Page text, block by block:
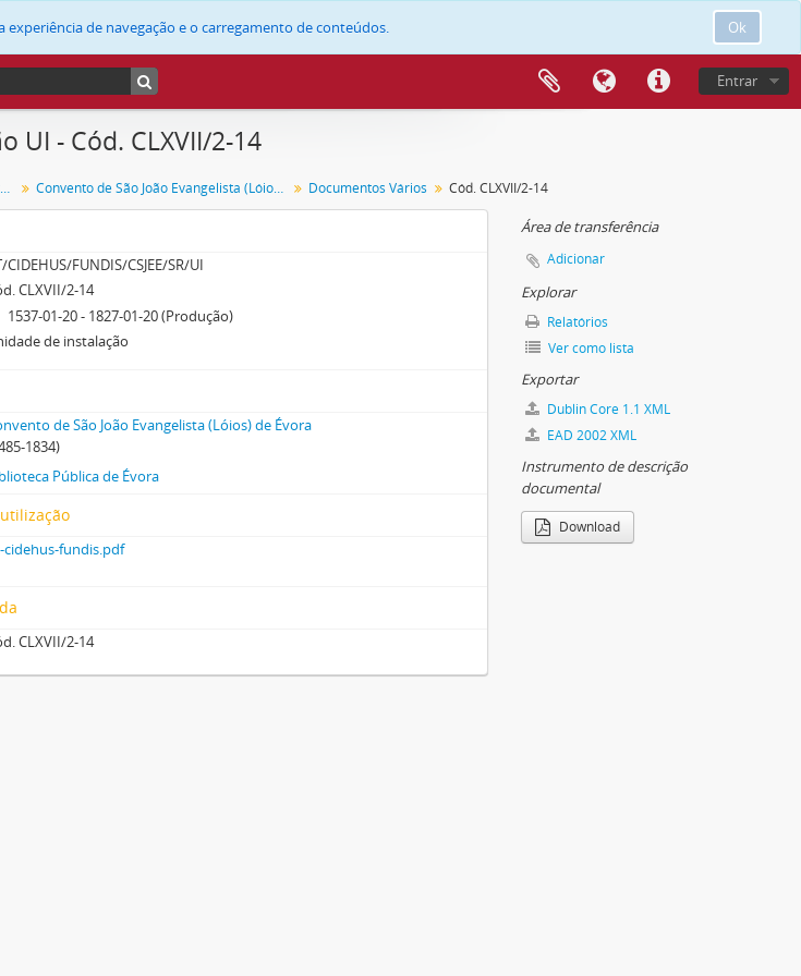
Ok
experiência de navegação e o carregamento de conteúdos.
Entrar
UI - Cód. CLXVII/2-14
FUNDIS - Fundos Documentais de Instituições do Sul Convento de São João Evangelista (Lóios) de Évora Documentos Vários Cód. CLXVII/2-14
CIDEHUS/FUNDIS/CSJEE/SR/UI
CLXVII/2-14
1537-01-20 - 1827-01-20 (Produção)
de instalação
de São João Evangelista (Lóios) de Évora
1834)
Pública de Évora
cidehus-fundis.pdf
CLXVII/2-14
Área de transferência
Adicionar
Explorar
Relatórios
Ver como lista
Exportar
Dublin Core 1.1 XML
EAD 2002 XML
Instrumento de descrição
documental
Download